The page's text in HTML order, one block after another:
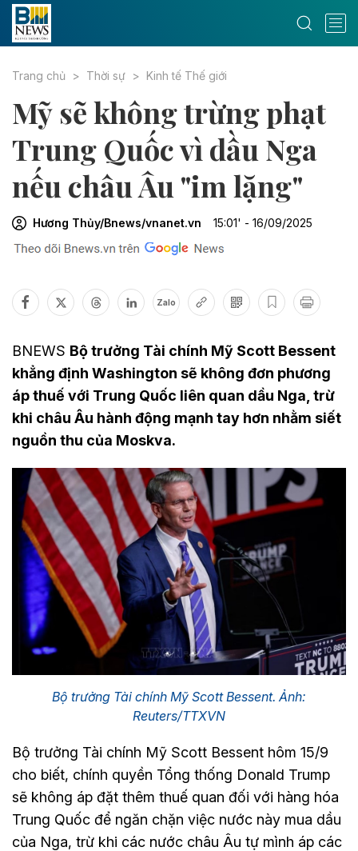
Trang chủ Thời sự Kinh tế Thế giới
Mỹ sẽ không trừng phạt
Trung Quốc vì dầu Nga
nếu châu Âu "im lặng"
Hương Thủy/Bnews/vnanet.vn 15:01' - 16/09/2025
Zalo
BNEWS Bộ trưởng Tài chính Mỹ Scott Bessent
khẳng định Washington sẽ không đơn phương
áp thuế với Trung Quốc liên quan dầu Nga, trừ
khi châu Âu hành động mạnh tay hơn nhằm siết
nguồn thu của Moskva.
Bộ trưởng Tài chính Mỹ Scott Bessent. Ảnh:
Reuters/TTXVN
Bộ trưởng Tài chính Mỹ Scott Bessent hôm 15/9
cho biết, chính quyền Tổng thống Donald Trump
sẽ không áp đặt thêm thuế quan đối với hàng hóa
Trung Quốc để ngăn chặn việc nước này mua dầu
của Nga, trừ khi các nước châu Âu tự mình áp các